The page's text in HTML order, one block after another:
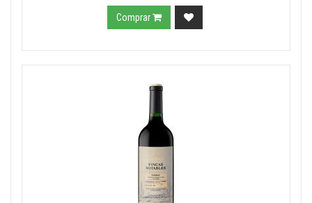
Comprar